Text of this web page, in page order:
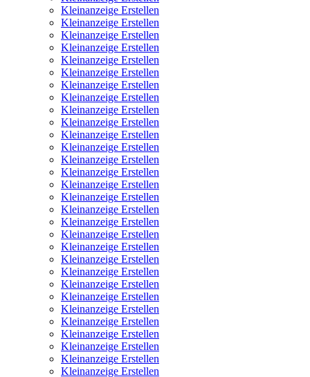
Kleinanzeige Erstellen
Kleinanzeige Erstellen
Kleinanzeige Erstellen
Kleinanzeige Erstellen
Kleinanzeige Erstellen
Kleinanzeige Erstellen
Kleinanzeige Erstellen
Kleinanzeige Erstellen
Kleinanzeige Erstellen
Kleinanzeige Erstellen
Kleinanzeige Erstellen
Kleinanzeige Erstellen
Kleinanzeige Erstellen
Kleinanzeige Erstellen
Kleinanzeige Erstellen
Kleinanzeige Erstellen
Kleinanzeige Erstellen
Kleinanzeige Erstellen
Kleinanzeige Erstellen
Kleinanzeige Erstellen
Kleinanzeige Erstellen
Kleinanzeige Erstellen
Kleinanzeige Erstellen
Kleinanzeige Erstellen
Kleinanzeige Erstellen
Kleinanzeige Erstellen
Kleinanzeige Erstellen
Kleinanzeige Erstellen
Kleinanzeige Erstellen
Kleinanzeige Erstellen